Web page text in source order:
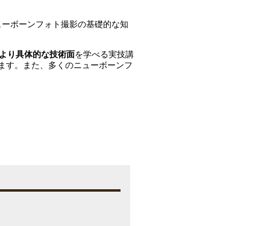
ボーンフォト撮影の基礎的な知
より具体的な技術面を学べる実技講
す。また、多くのニューボーンフ